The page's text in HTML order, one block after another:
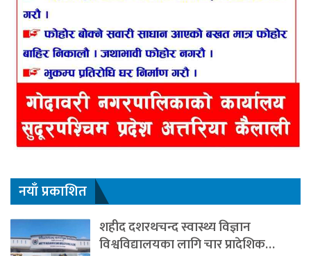
नयाँ प्रकाशित
शहीद दशरथचन्द स्वास्थ्य विज्ञान
विश्वविद्यालयका लागि चार प्रादेशिक…